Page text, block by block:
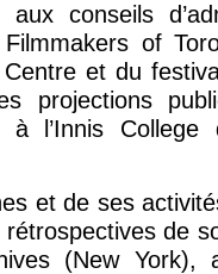
conseils
of
et du
projections
l’Innis College
et de ses
rétrospectives de
(New York),